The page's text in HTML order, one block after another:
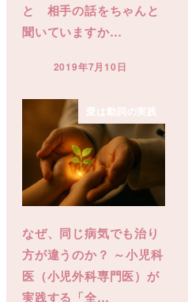
と 相手の話をちゃんと
聞いていますか…
投稿日
2019年7月10日
愛は動詞の実践
なぜ、同じ病気でも治り
方が違うのか？ ～小児科
医（小児外科専門医）が
実践する「全…